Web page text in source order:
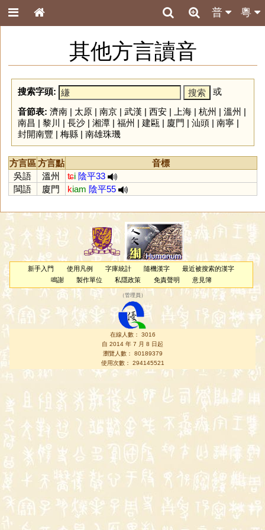
粵
普
其他方言讀音
搜索字頭:
或
音節表: 濟南| 太原| 南京| 武漢 | 西安| 上海| 杭州 | 溫州 |
南昌 | 黎川 | 長沙| 湘潭| 福州 | 建甌 | 廈門 | 汕頭| 南寧|
封開南豐 | 梅縣| 南雄珠璣
方言區方言點
音標
吳語
溫州 ʨi 陰平33
閩語
廈門 kiam 陰平55
新手入門 使用凡例 字庫統計 隨機漢字
最近被搜索的漢字
鳴謝
製作單位 私隱政策 免責聲明 意見簿
（管理員 ）
在線人數： 3016
自 2014 年 7 月 8 日起
瀏覽人數： 80189379
使用次數： 294145521